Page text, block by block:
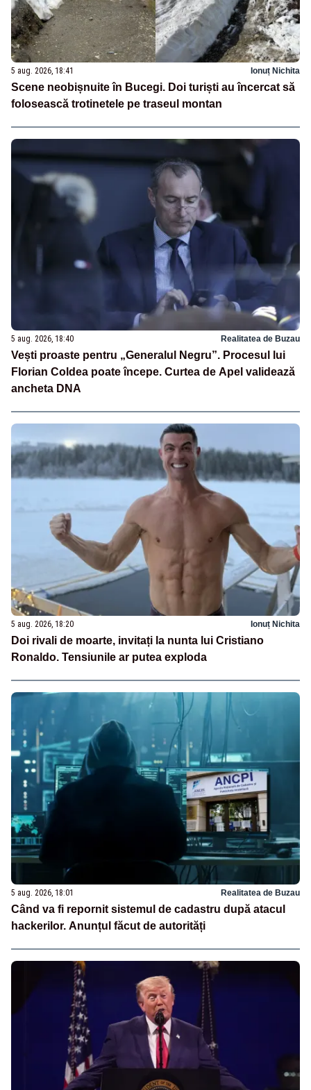
5 aug. 2026, 18:41 Ionuț Nichita
Scene neobișnuite în Bucegi. Doi turiști au încercat să
folosească trotinetele pe traseul montan
5 aug. 2026, 18:40 Realitatea de Buzau
Vești proaste pentru „Generalul Negru”. Procesul lui
Florian Coldea poate începe. Curtea de Apel validează
ancheta DNA
5 aug. 2026, 18:20 Ionuț Nichita
Doi rivali de moarte, invitați la nunta lui Cristiano
Ronaldo. Tensiunile ar putea exploda
5 aug. 2026, 18:01 Realitatea de Buzau
Când va fi repornit sistemul de cadastru după atacul
hackerilor. Anunțul făcut de autorități